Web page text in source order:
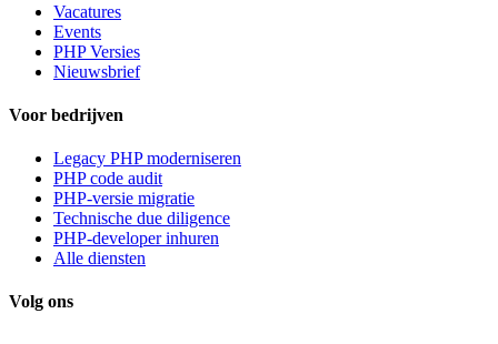
Vacatures
Events
PHP Versies
Nieuwsbrief
Voor bedrijven
Legacy PHP moderniseren
PHP code audit
PHP-versie migratie
Technische due diligence
PHP-developer inhuren
Alle diensten
Volg ons